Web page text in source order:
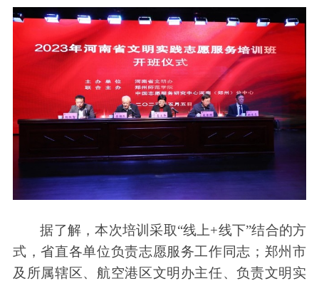
据了解，本次培训采取“线上+线下”结合的方
式，省直各单位负责志愿服务工作同志；郑州市
及所属辖区、航空港区文明办主任、负责文明实